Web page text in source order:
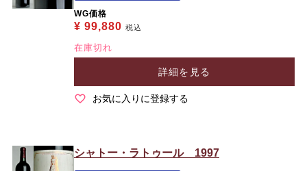
WG価格
¥ 99,880 税込
在庫切れ
詳細を見る
お気に入りに登録する
シャトー・ラトゥール 1997